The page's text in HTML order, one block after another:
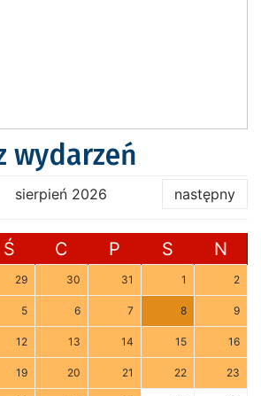
wydarzeń
sierpień 2026 następny
Ś C P S N
29 30 31 1 2
5 6 7 8 9
12 13 14 15 16
19 20 21 22 23